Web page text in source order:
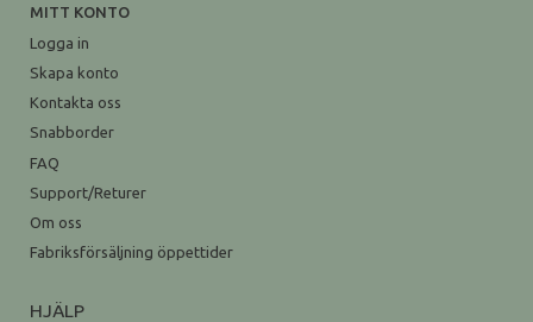
MITT KONTO
Logga in
Skapa konto
Kontakta oss
Snabborder
FAQ
Support/Returer
Om oss
Fabriksförsäljning öppettider
HJÄLP